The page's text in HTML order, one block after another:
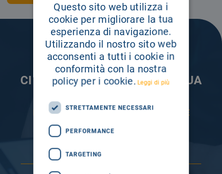
CI PRENDIAMO CURA DELLA TUA
ISCRIVITI AI NOSTRI CANALI PER RESTARE
Questo sito web utilizza i
cookie per migliorare la tua
esperienza di navigazione.
Utilizzando il nostro sito web
acconsenti a tutti i cookie in
conformità con la nostra
policy per i cookie. Leggi di più
STRETTAMENTE NECESSARI
PERFORMANCE
TARGETING